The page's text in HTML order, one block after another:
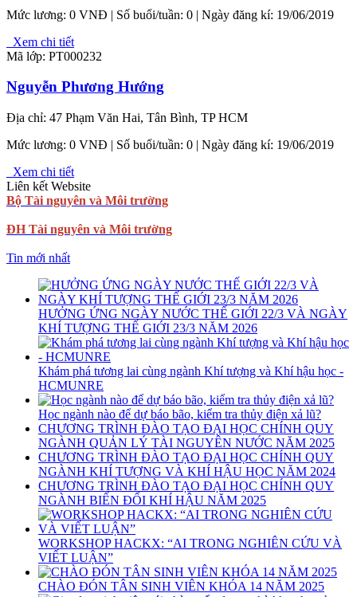
Mức lương: 0 VNĐ | Số buổi/tuần: 0 | Ngày đăng kí: 19/06/2019
Xem chi tiết
Mã lớp: PT000232
Nguyễn Phương Hướng
Địa chỉ: 47 Phạm Văn Hai, Tân Bình, TP HCM
Mức lương: 0 VNĐ | Số buổi/tuần: 0 | Ngày đăng kí: 19/06/2019
Xem chi tiết
Liên kết Website
Bộ Tài nguyên và Môi trường
ĐH Tài nguyên và Môi trường
Tin mới nhất
HƯỞNG ỨNG NGÀY NƯỚC THẾ GIỚI 22/3 VÀ NGÀY
KHÍ TƯỢNG THẾ GIỚI 23/3 NĂM 2026
Khám phá tương lai cùng ngành Khí tượng và Khí hậu học -
HCMUNRE
Học ngành nào để dự báo bão, kiểm tra thủy điện xả lũ?
CHƯƠNG TRÌNH ĐÀO TẠO ĐẠI HỌC CHÍNH QUY
NGÀNH QUẢN LÝ TÀI NGUYÊN NƯỚC NĂM 2025
CHƯƠNG TRÌNH ĐÀO TẠO ĐẠI HỌC CHÍNH QUY
NGÀNH KHÍ TƯỢNG VÀ KHÍ HẬU HỌC NĂM 2024
CHƯƠNG TRÌNH ĐÀO TẠO ĐẠI HỌC CHÍNH QUY
NGÀNH BIẾN ĐỔI KHÍ HẬU NĂM 2025
WORKSHOP HACKX: “AI TRONG NGHIÊN CỨU VÀ
VIẾT LUẬN”
CHÀO ĐÓN TÂN SINH VIÊN KHÓA 14 NĂM 2025